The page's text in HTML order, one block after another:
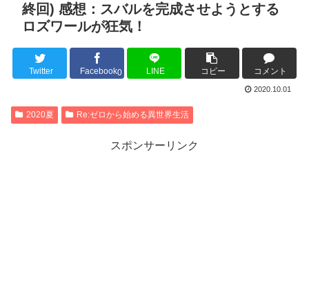
Powered by livedoor 相互RSS
終回) 感想：スバルを完成させようとする
ロズワールが狂気！
Twitter Facebook0 LINE コピー コメント
2020.10.01
2020夏 Re:ゼロから始める異世界生活
スポンサーリンク